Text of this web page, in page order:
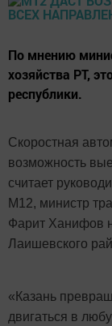
По мнению
хозяйства РТ,
республики.
Скоростная
возможность
считает
М12, министр
Фарит Ханифов
Лаишевского
«Казань
двигаться в